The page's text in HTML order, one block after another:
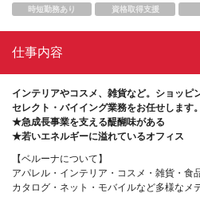
時短勤務あり
資格取得支援
仕事内容
インテリアやコスメ、雑貨など。ショッピ
セレクト・バイイング業務をお任せします。
★急成長事業を支える醍醐味がある
★若いエネルギーに溢れているオフィス
【ベルーナについて】
アパレル・インテリア・コスメ・雑貨・食
カタログ・ネット・モバイルなど多様なメ